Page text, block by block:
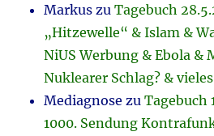
Markus zuTagebuch
„Hitzewelle“ & Islam &
NiUS Werbung & Ebola &
Nuklearer Schlag? &
Mediagnose zuTagebuch
1000. Sendung